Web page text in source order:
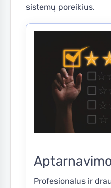
sistemų poreikius.
Profesionalus ir